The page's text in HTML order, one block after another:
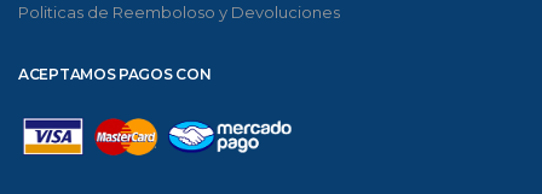
Politicas de Reemboloso y Devoluciones
ACEPTAMOS PAGOS CON